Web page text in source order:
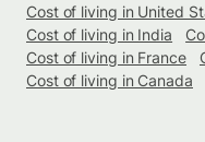
Cost of living in United
Cost of living in India
Cost of living in France
Cost of living in Canada